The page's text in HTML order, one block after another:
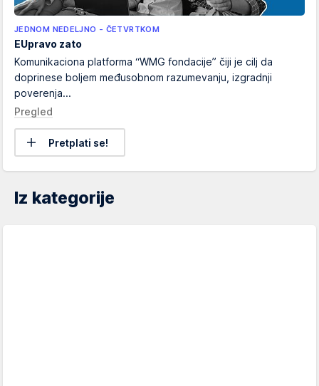
JEDNOM NEDELJNO - ČETVRTKOM
EUpravo zato
Komunikaciona platforma “WMG fondacije” čiji je cilj da
doprinese boljem međusobnom razumevanju, izgradnji
poverenja...
Pregled
Pretplati se!
Iz kategorije